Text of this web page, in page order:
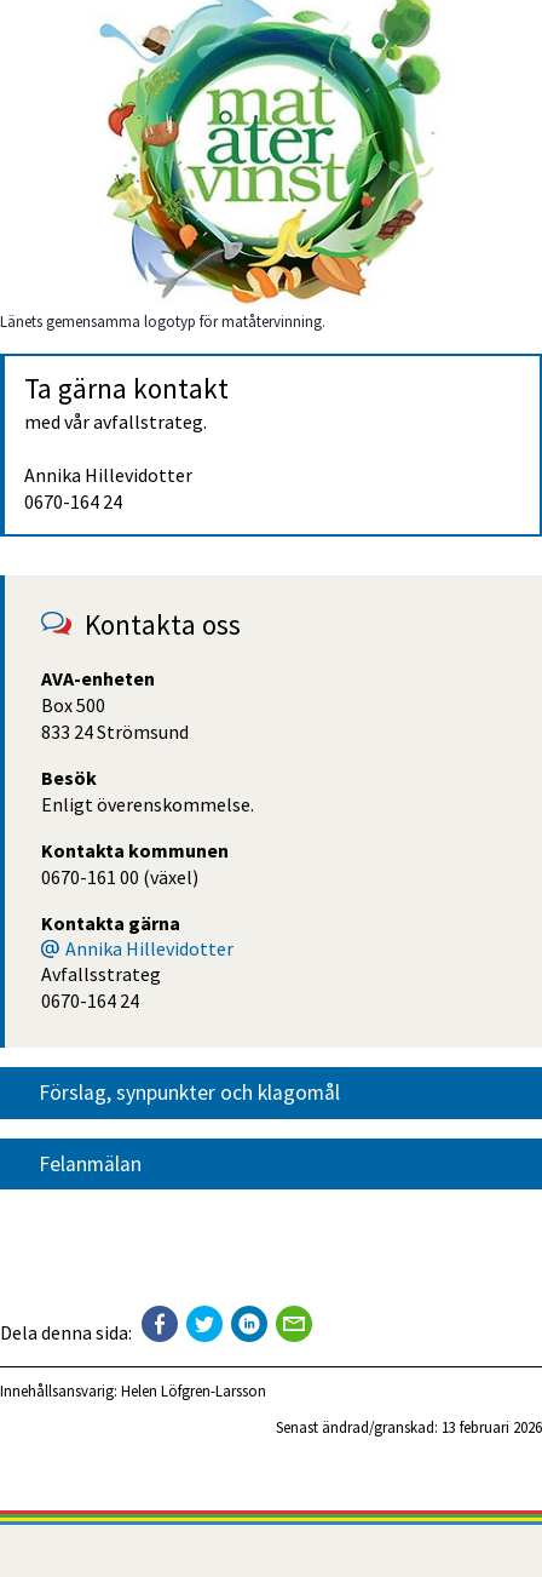
Länets gemensamma logotyp för matåtervinning.
Ta gärna kontakt
med vår avfallstrateg.
Annika Hillevidotter
0670-164 24
Kontakta oss
AVA-enheten
Box 500
833 24 Strömsund
Besök
Enligt överenskommelse.
Kontakta kommunen
0670-161 00 (växel)
Kontakta gärna
Annika Hillevidotter
Avfallsstrateg
0670-164 24
Förslag, synpunkter och klagomål
Felanmälan
Dela denna sida:
Innehållsansvarig: Helen Löfgren-Larsson
Senast ändrad/granskad: 13 februari 2026